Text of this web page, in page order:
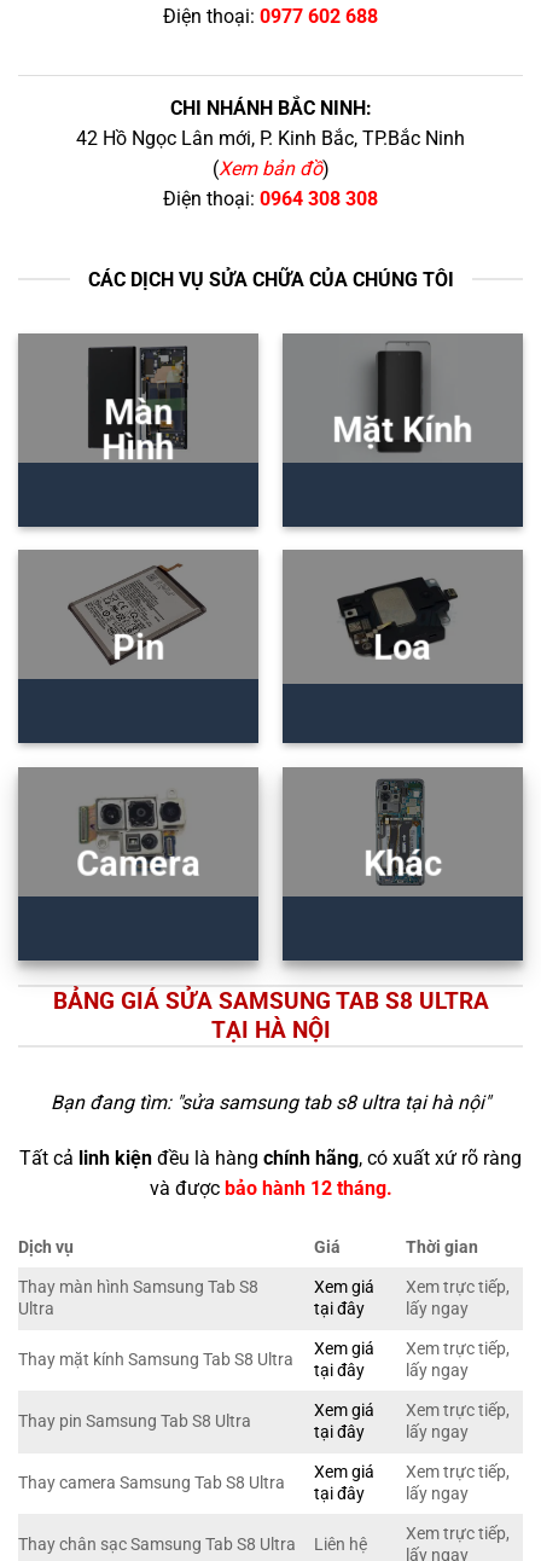
Điện thoại: 0977 602 688
CHI NHÁNH BẮC NINH:
42 Hồ Ngọc Lân mới, P. Kinh Bắc, TP.Bắc Ninh
(Xem bản đồ)
Điện thoại: 0964 308 308
CÁC DỊCH VỤ SỬA CHỮA CỦA CHÚNG TÔI
Màn
Hình
Mặt Kính
Pin Loa
Camera Khác
BẢNG GIÁ SỬA SAMSUNG TAB S8 ULTRA
TẠI HÀ NỘI
Bạn đang tìm: "sửa samsung tab s8 ultra tại hà nội"
Tất cả linh kiện đều là hàng chính hãng, có xuất xứ rõ ràng
và được bảo hành 12 tháng.
Dịch vụ Giá
Thời gian
Thay màn hình Samsung Tab S8
Ultra
Xem giá
tại đây
Xem trực tiếp,
lấy ngay
Thay mặt kính Samsung Tab S8 Ultra
Xem giá
tại đây
Xem trực tiếp,
lấy ngay
Thay pin Samsung Tab S8 Ultra
Xem giá
tại đây
Xem trực tiếp,
lấy ngay
Thay camera Samsung Tab S8 Ultra
Xem giá
tại đây
Xem trực tiếp,
lấy ngay
Thay chân sạc Samsung Tab S8 Ultra Liên hệ
Xem trực tiếp,
lấy ngay